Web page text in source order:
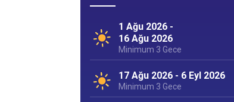
1 Ağu 2026 -
16 Ağu 2026
Minimum 3 Gece
17 Ağu 2026 - 6 Eyl 2026
Minimum 3 Gece